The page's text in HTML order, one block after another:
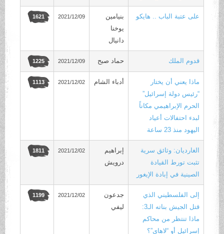
على عتبة الباب .. هايكو
بنيامين
يوخنا
دانيال
2021/12/09
1621
قدوم الملك حماد صبح 2021/12/09
1225
ماذا يعني أن يختار
“رئيس دولة إسرائيل”
الحرم الإبراهيمي مكاناً
لبدء احتفالات أعياد
اليهود منذ 23 ساعة
أدباء الشام 2021/12/02
1113
الغارديان: وثائق سرية
تثبت تورط القيادة
الصينية في إبادة الإيغور
إبراهيم
درويش
2021/12/02
1811
إلى الفلسطيني الذي
قتل الجيش بناته الـ3:
ماذا تنتظر من محاكم
إسرائيل أو “لاهاي”؟
جدعون
ليفي
2021/12/02
1199